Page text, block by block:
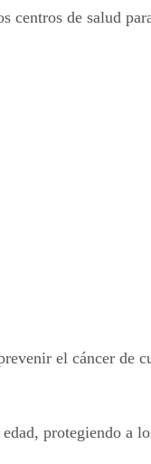
centros de salud
el cáncer de
protegiendo a